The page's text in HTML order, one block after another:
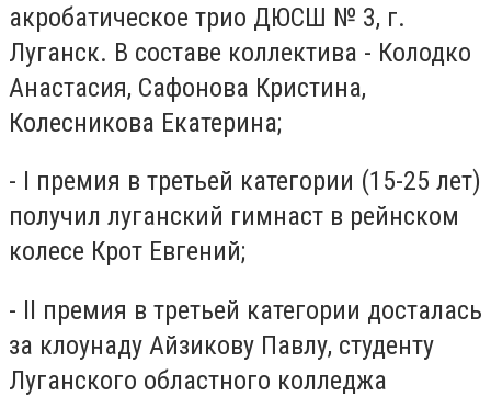
акробатическое трио ДЮСШ № 3, г.
Луганск. В составе коллектива - Колодко
Анастасия, Сафонова Кристина,
Колесникова Екатерина;
- I премия в третьей категории (15-25 лет)
получил луганский гимнаст в рейнском
колесе Крот Евгений;
- ІІ премия в третьей категории досталась
за клоунаду Айзикову Павлу, студенту
Луганского областного колледжа